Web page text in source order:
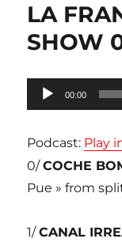
LA
SHOW
Lecteur
audio
00:00
Podcast: Play
0/COCHE
Pue » from
1/CANAL